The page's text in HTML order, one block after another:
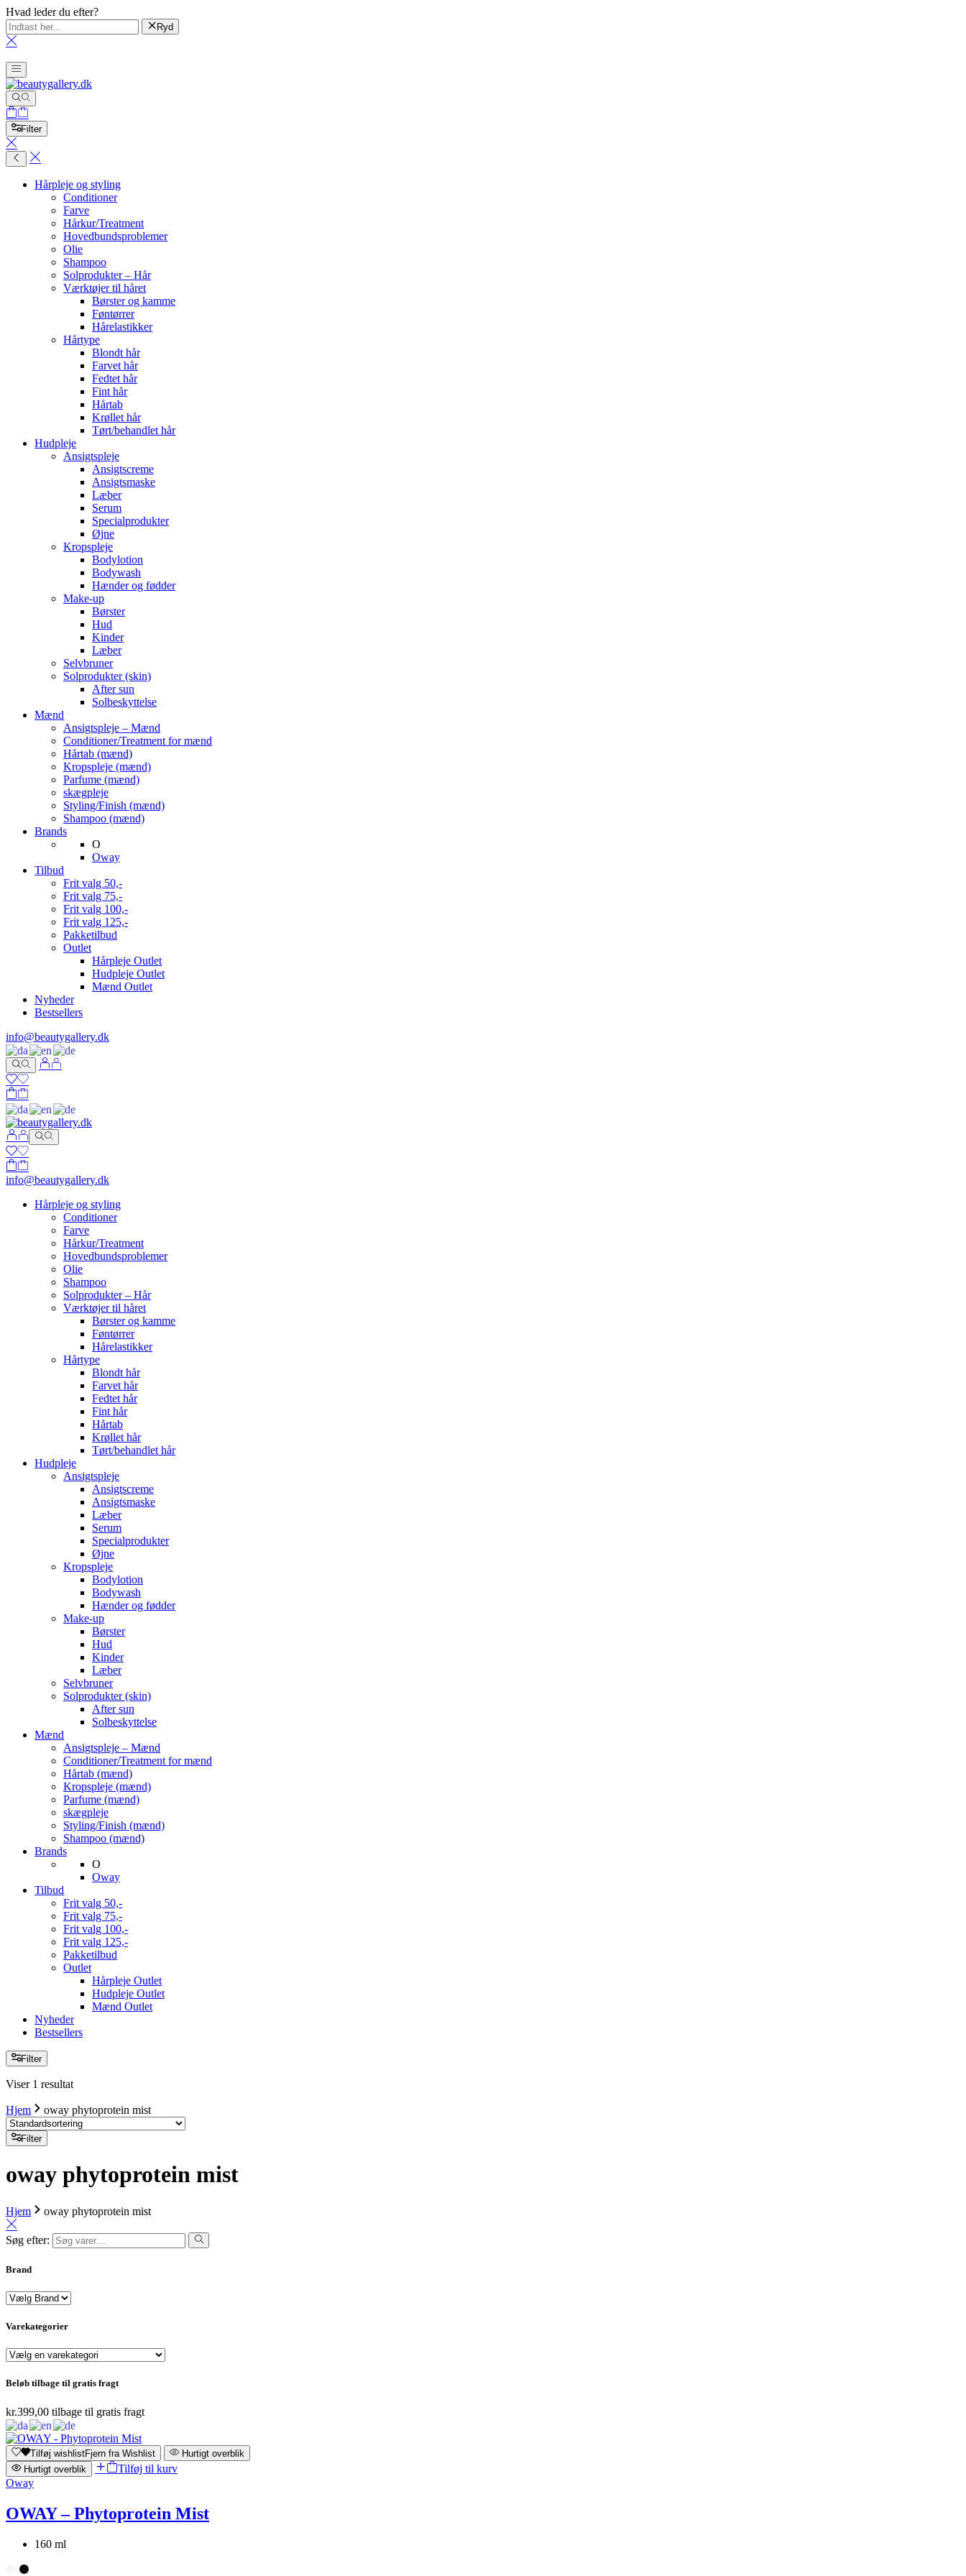
Hvad leder du efter?
Ryd
Filter
Hårpleje og styling
Conditioner
Farve
Hårkur/Treatment
Hovedbundsproblemer
Olie
Shampoo
Solprodukter – Hår
Værktøjer til håret
Børster og kamme
Føntørrer
Hårelastikker
Hårtype
Blondt hår
Farvet hår
Fedtet hår
Fint hår
Hårtab
Krøllet hår
Tørt/behandlet hår
Hudpleje
Ansigtspleje
Ansigtscreme
Ansigtsmaske
Læber
Serum
Specialprodukter
Øjne
Kropspleje
Bodylotion
Bodywash
Hænder og fødder
Make-up
Børster
Hud
Kinder
Læber
Selvbruner
Solprodukter (skin)
After sun
Solbeskyttelse
Mænd
Ansigtspleje – Mænd
Conditioner/Treatment for mænd
Hårtab (mænd)
Kropspleje (mænd)
Parfume (mænd)
skægpleje
Styling/Finish (mænd)
Shampoo (mænd)
Brands
O
Oway
Tilbud
Frit valg 50,-
Frit valg 75,-
Frit valg 100,-
Frit valg 125,-
Pakketilbud
Outlet
Hårpleje Outlet
Hudpleje Outlet
Mænd Outlet
Nyheder
Bestsellers
info@beautygallery.dk
info@beautygallery.dk
Hårpleje og styling
Conditioner
Farve
Hårkur/Treatment
Hovedbundsproblemer
Olie
Shampoo
Solprodukter – Hår
Værktøjer til håret
Børster og kamme
Føntørrer
Hårelastikker
Hårtype
Blondt hår
Farvet hår
Fedtet hår
Fint hår
Hårtab
Krøllet hår
Tørt/behandlet hår
Hudpleje
Ansigtspleje
Ansigtscreme
Ansigtsmaske
Læber
Serum
Specialprodukter
Øjne
Kropspleje
Bodylotion
Bodywash
Hænder og fødder
Make-up
Børster
Hud
Kinder
Læber
Selvbruner
Solprodukter (skin)
After sun
Solbeskyttelse
Mænd
Ansigtspleje – Mænd
Conditioner/Treatment for mænd
Hårtab (mænd)
Kropspleje (mænd)
Parfume (mænd)
skægpleje
Styling/Finish (mænd)
Shampoo (mænd)
Brands
O
Oway
Tilbud
Frit valg 50,-
Frit valg 75,-
Frit valg 100,-
Frit valg 125,-
Pakketilbud
Outlet
Hårpleje Outlet
Hudpleje Outlet
Mænd Outlet
Nyheder
Bestsellers
Filter
Viser 1 resultat
Hjem oway phytoprotein mist
Filter
oway phytoprotein mist
Hjem oway phytoprotein mist
Søg efter:
Brand
Varekategorier
Beløb tilbage til gratis fragt
kr.399,00 tilbage til gratis fragt
Tilføj wishlistFjern fra Wishlist
Hurtigt overblik
Hurtigt overblik
Tilføj til kurv
Oway
OWAY – Phytoprotein Mist
160 ml